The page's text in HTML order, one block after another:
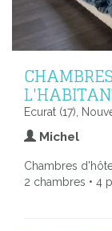
Ecurat (17),
Michel
Chambres
2 chambres • 4